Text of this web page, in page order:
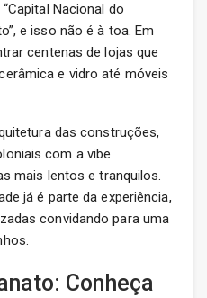
Nacional do
e isso não é à toa. Em
centenas de lojas que
e vidro até móveis
das construções,
com a vibe
mais lentos e tranquilos.
já é parte da experiência,
convidando para uma
Conheça